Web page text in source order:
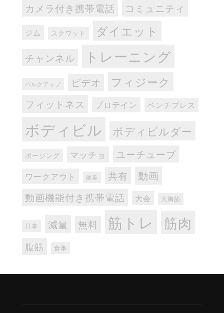
カメラ付き携帯電話 コミュニティ
ジム スクワット ダイエット
チャンネル トレーニング
バルクアップ ビデオ フィジーク
フィットネス プロテイン ベンチプレス
ボディビル ボディビルダー
ポージング マッチョ ユーチューブ
ワークアウト 健美 共有 動画
動画機能付き携帯電話 大会 大胸筋
日本 減量 無料 筋トレ 筋肉
腹筋 食事